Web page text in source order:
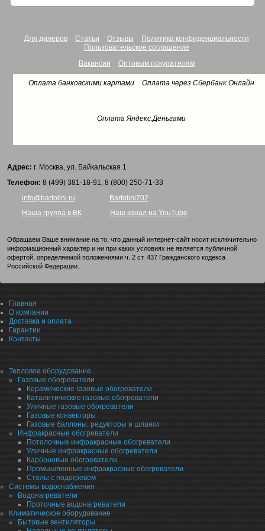
Для дилеров Статьи Отзывы
Политика конфиденциальности
Пользовательское соглашение
Вакансии
Оптовым покупателям
Оплата банковскими картами Оплата через Сбербанк.Онлайн
Оплата Яндекс.Деньгами
Адрес: г. Москва, ул. Байкальская 1
Телефон: 8 (499) 381-18-91, 8 (800) 250-71-33
info@bartolini.ru
Bartolini702
Наша группа в ВК
Наш канал на YouTube
Обращаем Ваше внимание на то, что данный интернет-сайт носит исключительно
информационный характер и ни при каких условиях не является публичной
офертой, определяемой положениями ч. 2 ст. 437 Гражданского кодекса
Российской Федерации.
Главная
О компании
Доставка и оплата
Гарантии
Контакты
Тепловое оборудование
Газовые обогреватели
Керамические газовые обогреватели
Каталитические газовые обогреватели
Уличные газовые обогреватели
Газовые конвекторы
Газовые баллоны, редукторы и шланги
Инфракрасные обогреватели
Потолочные инфракрасные обогреватели
Уличные инфракрасные обогреватели
Карбоновые обогреватели
Промышленные инфракрасные обогреватели
Столы с подогревом
Системы водоснабжения
Водонагреватели
Проточные водонагреватели
Климатическое оборудование
Бытовые вентиляторы